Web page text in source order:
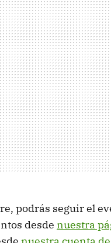
podrás seguir el
desde nuestra